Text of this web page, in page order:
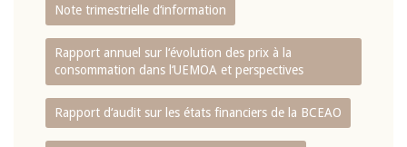
Note trimestrielle d‘information
Rapport annuel sur l‘évolution des prix à la
consommation dans l‘UEMOA et perspectives
Rapport d‘audit sur les états financiers de la BCEAO